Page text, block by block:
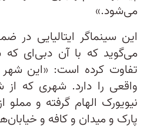
می‌شود.»
این سینماگر ایتالیایی
می‌گوید که با آن دبی‌ای
تفاوت کرده است: «این
واقعی را دارد. شهری که از
نیویورک الهام گرفته و
پارک و میدان و کافه و